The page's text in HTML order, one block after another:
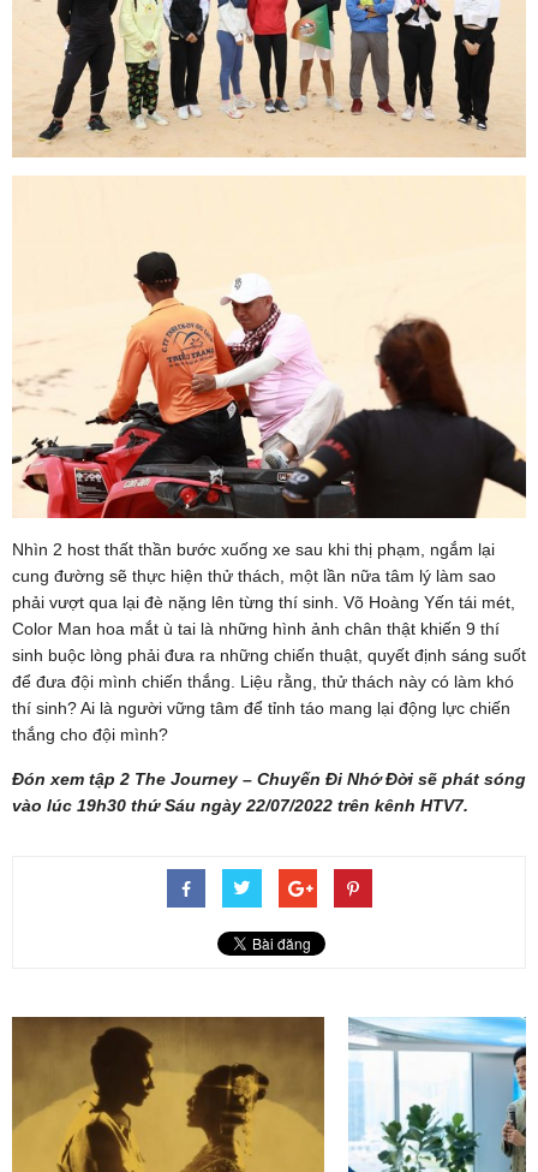
Nhìn 2 host thất thần bước xuống xe sau khi thị phạm, ngắm lại
cung đường sẽ thực hiện thử thách, một lần nữa tâm lý làm sao
phải vượt qua lại đè nặng lên từng thí sinh. Võ Hoàng Yến tái mét,
Color Man hoa mắt ù tai là những hình ảnh chân thật khiến 9 thí
sinh buộc lòng phải đưa ra những chiến thuật, quyết định sáng suốt
để đưa đội mình chiến thắng. Liệu rằng, thử thách này có làm khó
thí sinh? Ai là người vững tâm để tỉnh táo mang lại động lực chiến
thắng cho đội mình?
Đón xem tập 2 The Journey – Chuyến Đi Nhớ Đời sẽ phát sóng
vào lúc 19h30 thứ Sáu ngày 22/07/2022 trên kênh HTV7.